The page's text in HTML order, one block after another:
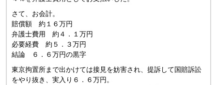
さて、お会計。
賠償額 約１６万円
弁護士費用 約４．１万円
必要経費 約５．３万円
結論 ６．６万円の黒字
東京拘置所まで出かけては接見を妨害され、提訴して国賠訴訟
をやり抜き、実入り６．６万円。